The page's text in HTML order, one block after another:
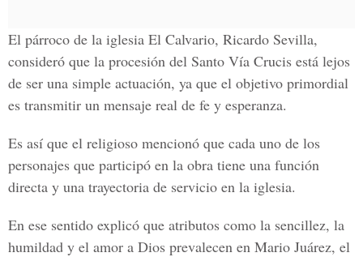
El párroco de la iglesia El Calvario, Ricardo Sevilla,
consideró que la procesión del Santo Vía Crucis está lejos
de ser una simple actuación, ya que el objetivo primordial
es transmitir un mensaje real de fe y esperanza.
Es así que el religioso mencionó que cada uno de los
personajes que participó en la obra tiene una función
directa y una trayectoria de servicio en la iglesia.
En ese sentido explicó que atributos como la sencillez, la
humildad y el amor a Dios prevalecen en Mario Juárez, el